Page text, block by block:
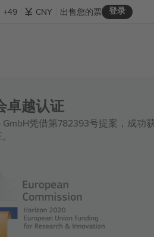
+49 CNY 登录
出售您的票
卓越认证
凭借第782393号提案，成功